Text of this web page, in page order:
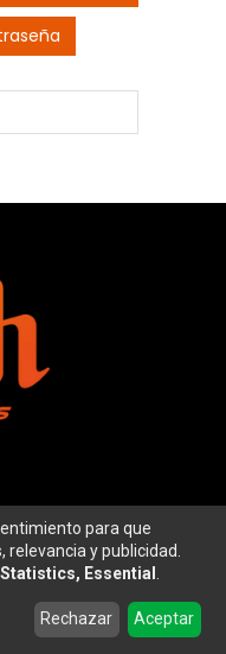
Wishlist Account
para que
y publicidad.
Essential
Rechazar Aceptar